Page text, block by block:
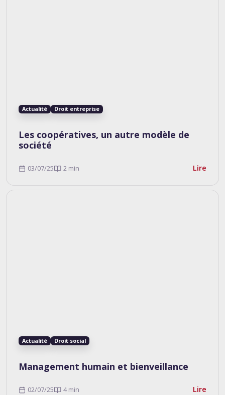
Actualité Droit entreprise
Les coopératives, un autre modèle de
société
03/07/25 2 min Lire
Actualité Droit social
Management humain et bienveillance
02/07/25 4 min Lire